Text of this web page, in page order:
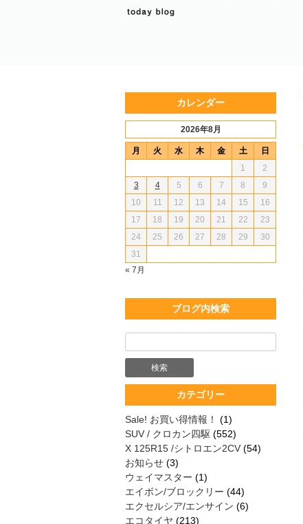
カレンダー
2026年8月
月 火 水 木 金 土 日
« 7月
1
2
3
4 5 6 7 8
9
10
11 12 13 14 15
16
17
18 19 20 21 22
23
24
25 26 27 28 29
30
31
ブログ内検索
カテゴリー
Sale! お買い得情報！
(1)
SUV / クロカン四駆 (552)
X 125R15 /シトロエン2CV (54)
お知らせ (3)
ウェイマスター (1)
エイボン/ブロックリー (44)
エクセルシア/エンサイン (6)
エコタイヤ (213)